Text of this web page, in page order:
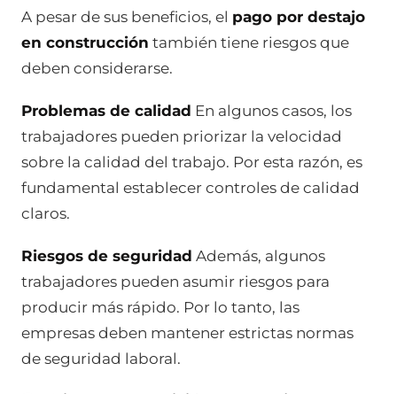
A pesar de sus beneficios, el pago por destajo
en construcción también tiene riesgos que
deben considerarse.
Problemas de calidad En algunos casos, los
trabajadores pueden priorizar la velocidad
sobre la calidad del trabajo. Por esta razón, es
fundamental establecer controles de calidad
claros.
Riesgos de seguridad Además, algunos
trabajadores pueden asumir riesgos para
producir más rápido. Por lo tanto, las
empresas deben mantener estrictas normas
de seguridad laboral.